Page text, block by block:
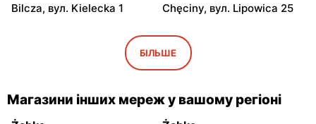
Bilcza, вул. Kielecka 1 Chęciny, вул. Lipowica 25
Iwaniska, вул. Ujazdowska
moje sklepy
Bogoria, вул. Rynek 30
moje sklepy
Gorzyce, вул. Szkolna 44 Grębów, вул. Wydrza 180
БІЛЬШЕ
Магазини інших мереж у вашому регіоні